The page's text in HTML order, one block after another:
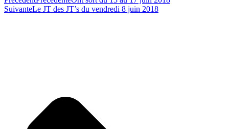
SuivanteLe JT des JT’s du vendredi 8 juin 2018